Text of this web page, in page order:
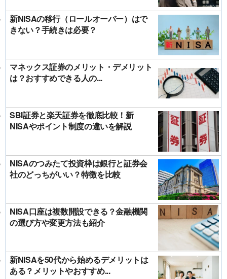
新NISAの移行（ロールオーバー）はで
きない？手続きは必要？
マネックス証券のメリット・デメリット
は？おすすめできる人の...
SBI証券と楽天証券を徹底比較！新
NISAやポイント制度の違いを解説
NISAのつみたて投資枠は銀行と証券会
社のどっちがいい？特徴を比較
NISA口座は複数開設できる？金融機関
の選び方や変更方法も紹介
新NISAを50代から始めるデメリットは
ある？メリットやおすすめ...